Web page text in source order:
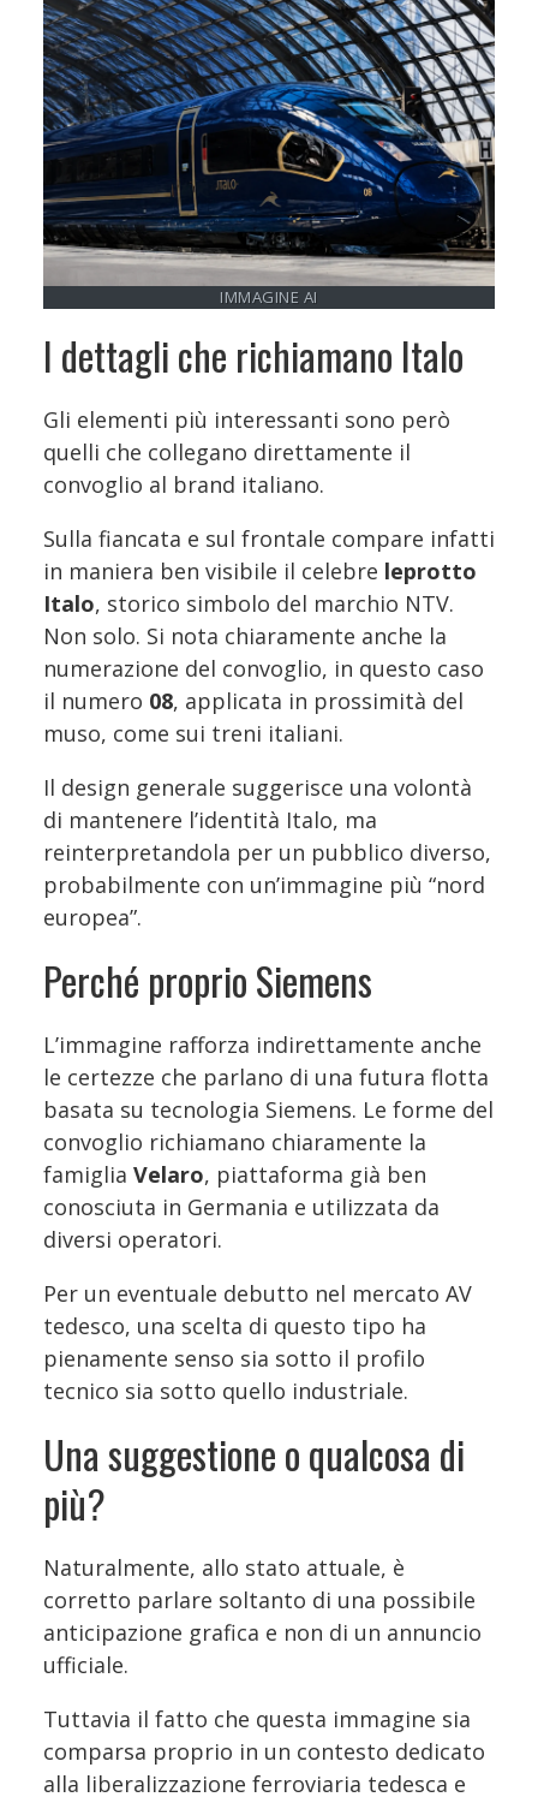
IMMAGINE AI
I dettagli che richiamano Italo
Gli elementi più interessanti sono però
quelli che collegano direttamente il
convoglio al brand italiano.
Sulla fiancata e sul frontale compare infatti
in maniera ben visibile il celebre leprotto
Italo, storico simbolo del marchio NTV.
Non solo. Si nota chiaramente anche la
numerazione del convoglio, in questo caso
il numero 08, applicata in prossimità del
muso, come sui treni italiani.
Il design generale suggerisce una volontà
di mantenere l’identità Italo, ma
reinterpretandola per un pubblico diverso,
probabilmente con un’immagine più “nord
europea”.
Perché proprio Siemens
L’immagine rafforza indirettamente anche
le certezze che parlano di una futura flotta
basata su tecnologia Siemens. Le forme del
convoglio richiamano chiaramente la
famiglia Velaro, piattaforma già ben
conosciuta in Germania e utilizzata da
diversi operatori.
Per un eventuale debutto nel mercato AV
tedesco, una scelta di questo tipo ha
pienamente senso sia sotto il profilo
tecnico sia sotto quello industriale.
Una suggestione o qualcosa di
più?
Naturalmente, allo stato attuale, è
corretto parlare soltanto di una possibile
anticipazione grafica e non di un annuncio
ufficiale.
Tuttavia il fatto che questa immagine sia
comparsa proprio in un contesto dedicato
alla liberalizzazione ferroviaria tedesca e